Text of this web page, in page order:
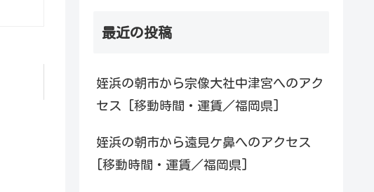
最近の投稿
姪浜の朝市から宗像大社中津宮へのアク
セス [移動時間・運賃／福岡県]
姪浜の朝市から遠見ケ鼻へのアクセス
[移動時間・運賃／福岡県]